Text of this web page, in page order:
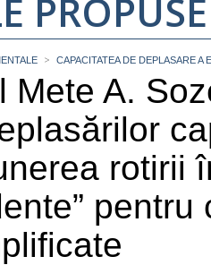
> CAPACITATEA DE DEPLASARE
Mete A.
rotirii